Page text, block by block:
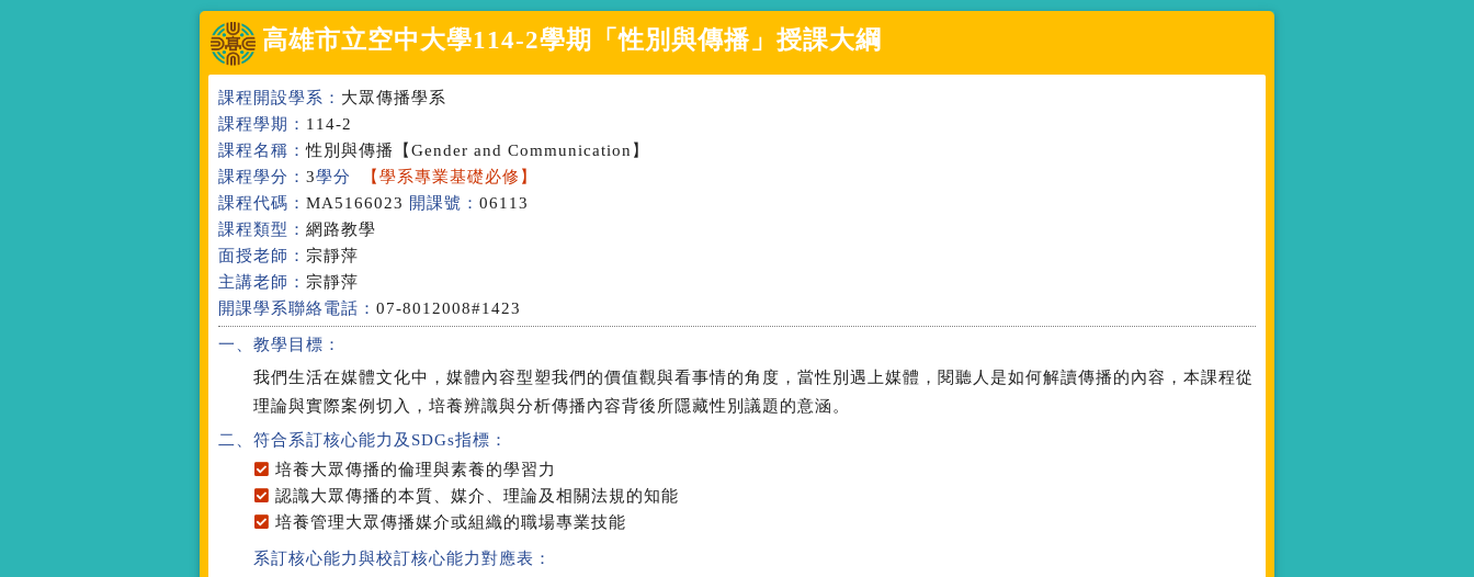
高雄市立空中大學114-2學期 「性別與傳播 」授課大綱
課程開設學系： 大眾傳播學系
課程學期： 114-2
課程名稱：性別與傳播
【Gender and Communication】
課程學分： 3學分
【學系專業基礎必修】
課程代碼： MA5166023 開課號： 06113
課程類型： 網路教學
面授老師： 宗靜萍
主講老師： 宗靜萍
開課學系聯絡電話： 07-8012008#1423
一、教學目標：
我們生活在媒體文化中，媒體內容型塑我們的價值觀與看事情的角度，當性別遇上媒體，閱聽人是如何解讀傳播的內容，本課程從
理論與實際案例切入，培養辨識與分析傳播內容背後所隱藏性別議題的意涵。
二、符合系訂核心能力 及SDGs指標 ：
培養大眾傳播的倫理與素養的學習力
認識大眾傳播的本質、媒介、理論及相關法規的知能
培養管理大眾傳播媒介或組織的職場專業技能
系訂核心能力與校訂核心能力對應表：